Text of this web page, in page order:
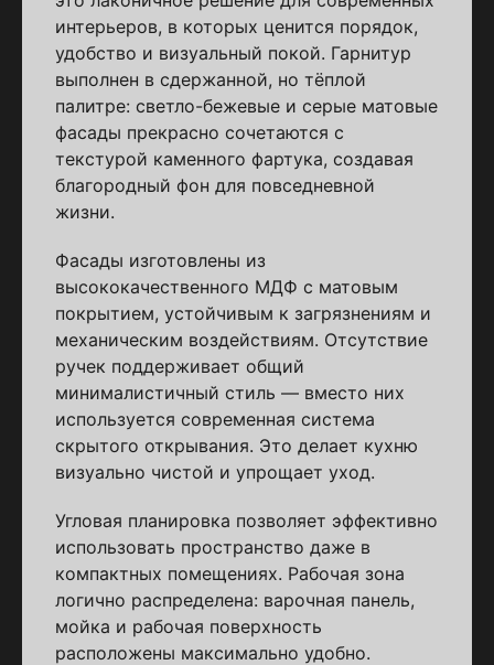
интерьеров, в которых ценится порядок,
удобство и визуальный покой. Гарнитур
выполнен в сдержанной, но тёплой
палитре: светло-бежевые и серые матовые
фасады прекрасно сочетаются с
текстурой каменного фартука, создавая
благородный фон для повседневной
жизни.
Фасады изготовлены из
высококачественного МДФ с матовым
покрытием, устойчивым к загрязнениям и
механическим воздействиям. Отсутствие
ручек поддерживает общий
минималистичный стиль — вместо них
используется современная система
скрытого открывания. Это делает кухню
визуально чистой и упрощает уход.
Угловая планировка позволяет эффективно
использовать пространство даже в
компактных помещениях. Рабочая зона
логично распределена: варочная панель,
мойка и рабочая поверхность
расположены максимально удобно.